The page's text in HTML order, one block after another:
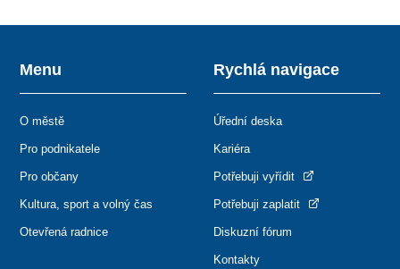
Menu
O městě
Pro podnikatele
Pro občany
Kultura, sport a volný čas
Otevřená radnice
Rychlá navigace
Úřední deska
Kariéra
Potřebuji vyřídit
Potřebuji zaplatit
Diskuzní fórum
Kontakty